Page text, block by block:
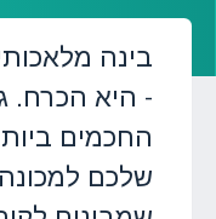
בינה
- היא הכרח.
החכמים
שלכם